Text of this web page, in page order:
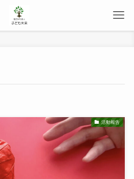
活動報告